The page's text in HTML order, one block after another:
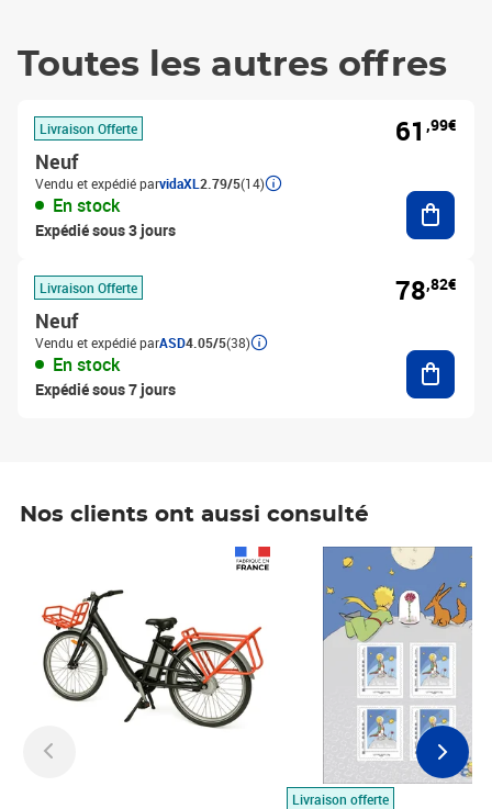
Toutes les autres offres
Livraison Offerte
Neuf
Vendu et expédié parvidaXL 2.79/5(14)
En stock
Expédié sous 3 jours
61 ,99€
Livraison Offerte
Neuf
Vendu et expédié parASD4.05/5(38)
En stock
Expédié sous 7 jours
78,82€
Nos clients ont aussi consulté
Livraison offerte
Prix 7,50€